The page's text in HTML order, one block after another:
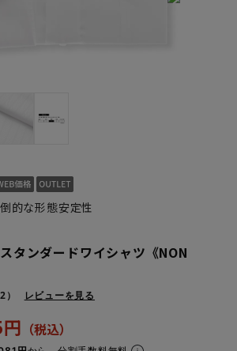
的な形態安定性
タンダードワイシャツ《NON
） レビューを見る